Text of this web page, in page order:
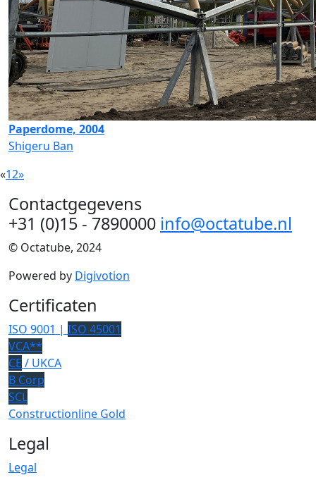
Paperdome, 2004
Shigeru Ban
«12»
Contactgegevens
+31 (0)15 - 7890000 info@octatube.nl
© Octatube, 2024
Powered by Digivotion
Certificaten
ISO 9001 | ISO 45001
VCA**
CE / UKCA
B Corp
SCL
Constructionline Gold
Legal
Legal